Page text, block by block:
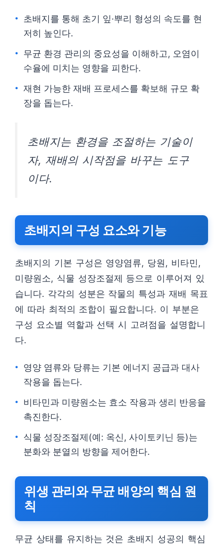
초배지를 통해 초기 잎·뿌리 형성의 속도를 현
저히 높인다.
무균 환경 관리의 중요성을 이해하고, 오염이
수율에 미치는 영향을 피한다.
재현 가능한 재배 프로세스를 확보해 규모 확
장을 돕는다.
초배지는 환경을 조절하는 기술이
자, 재배의 시작점을 바꾸는 도구
이다.
초배지의 구성 요소와 기능
초배지의 기본 구성은 영양염류, 당원, 비타민,
미량원소, 식물 성장조절제 등으로 이루어져 있
습니다. 각각의 성분은 작물의 특성과 재배 목표
에 따라 최적의 조합이 필요합니다. 이 부분은
구성 요소별 역할과 선택 시 고려점을 설명합니
다.
영양 염류와 당류는 기본 에너지 공급과 대사
작용을 돕는다.
비타민과 미량원소는 효소 작용과 생리 반응을
촉진한다.
식물 성장조절제(예: 옥신, 사이토키닌 등)는
분화와 분열의 방향을 제어한다.
위생 관리와 무균 배양의 핵심 원
칙
무균 상태를 유지하는 것은 초배지 성공의 핵심